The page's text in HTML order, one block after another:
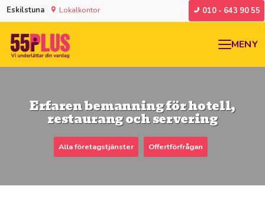
Eskilstuna Lokalkontor 010 - 643 90 55
MENY
Erfaren bemanning för hotell,
restaurang och servering
Alla företagstjänster Offertförfrågan